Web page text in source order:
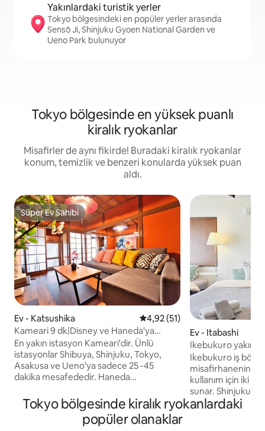
Yakınlardaki turistik yerler
Tokyo bölgesindeki en popüler yerler arasında
Sensō Ji, Shinjuku Gyoen National Garden ve
Ueno Park bulunuyor
Tokyo bölgesinde en yüksek puanlı
kiralık ryokanlar
Misafirler de aynı fikirde! Buradaki kiralık ryokanlar
konum, temizlik ve benzeri konularda yüksek puan
aldı.
Süper Ev Sahibi
Süper Ev Sahibi
Ev - Katsushika 5 üzerinden ortalama 4,92
4,92 (51)
Kameari 9 dk|Disney ve Haneda'ya
doğrudan otobüs | Maks. 8
En yakın istasyon Kameari'dir. Ünlü
istasyonlar Shibuya, Shinjuku, Tokyo,
Asakusa ve Ueno'ya sadece 25 -45
dakika mesafededir. Haneda
doğrudan limuzin otobüsü. Ev, Tokyo
Metro Hattı'ndaki Kameari İstasyonu'na
9 dakika yürüme mesafesindedir.
Ev - Itabashi
Ikebukuro
Ikebukuro iş
misafirhanenin iş
kullanım için iki
sunar. Shinjuku, Sugamo, Otemachi,
Tokyo Kulesi,
Tokyo bölgesinde kiralık ryokanlardaki
popüler olanaklar